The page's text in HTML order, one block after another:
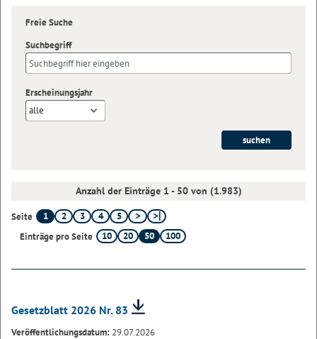
Freie Suche
Suchbegriff
Erscheinungsjahr
alle
Anzahl der Einträge 1 - 50 von (1.983)
Seite 1 2 3 4
5
Einträge pro Seite
10 20 50 100
Gesetzblatt 2026 Nr. 83
Veröffentlichungsdatum: 29.07.2026